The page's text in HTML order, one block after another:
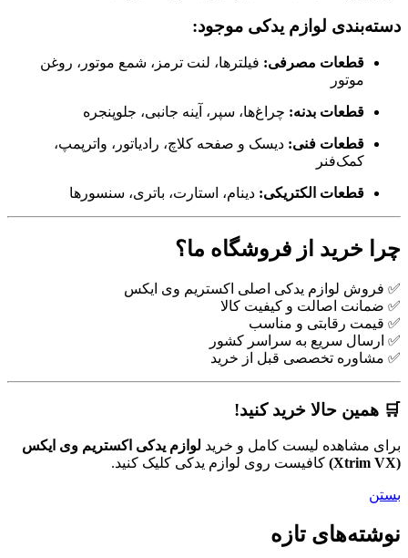
دسته‌بندی لوازم یدکی موجود:
قطعات مصرفی: فیلترها، لنت ترمز، شمع موتور، روغن
موتور
قطعات بدنه: چراغ‌ها، سپر، آینه جانبی، جلوپنجره
قطعات فنی: دیسک و صفحه کلاچ، رادیاتور، واترپمپ،
کمک‌فنر
قطعات الکتریکی: دینام، استارت، باتری، سنسورها
چرا خرید از فروشگاه ما؟
✅ فروش لوازم یدکی اصلی اکستریم وی ایکس
✅ ضمانت اصالت و کیفیت کالا
✅ قیمت رقابتی و مناسب
✅ ارسال سریع به سراسر کشور
✅ مشاوره تخصصی قبل از خرید
🛒 همین حالا خرید کنید!
برای مشاهده لیست کامل و خرید لوازم یدکی اکستریم وی ایکس
(Xtrim VX)
کافیست روی لوازم یدکی کلیک کنید.
بستن
نوشته‌های تازه